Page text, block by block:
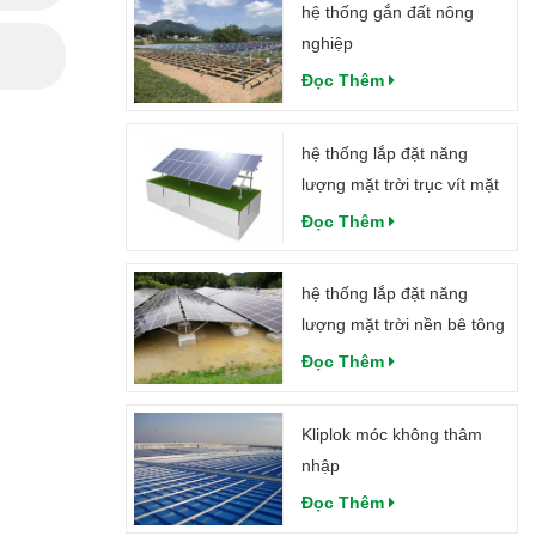
hệ thống gắn đất nông
nghiệp
Đọc Thêm
hệ thống lắp đặt năng
lượng mặt trời trục vít mặt
đất trong tuyết dày
Đọc Thêm
hệ thống lắp đặt năng
lượng mặt trời nền bê tông
Đọc Thêm
Kliplok móc không thâm
nhập
Đọc Thêm